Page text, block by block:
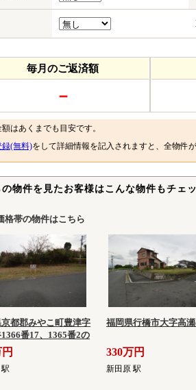
毎月のご返済額
－
はあくまでも目安です。
録(無料)をして詳細情報を記入されますと、全物件
物件を見たお客様はこんな物件もチェ
格帯の物件はこちら
都郡みやこ町豊津字
番17、1365番2の
福岡県行橋市大字高
330万円
新田原 駅